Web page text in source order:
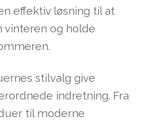
effektiv løsning til at
vinteren og holde
stilvalg give
indretning. Fra
til moderne